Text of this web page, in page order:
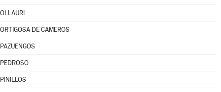
OLLAURI
ORTIGOSA DE CAMEROS
PAZUENGOS
PEDROSO
PINILLOS